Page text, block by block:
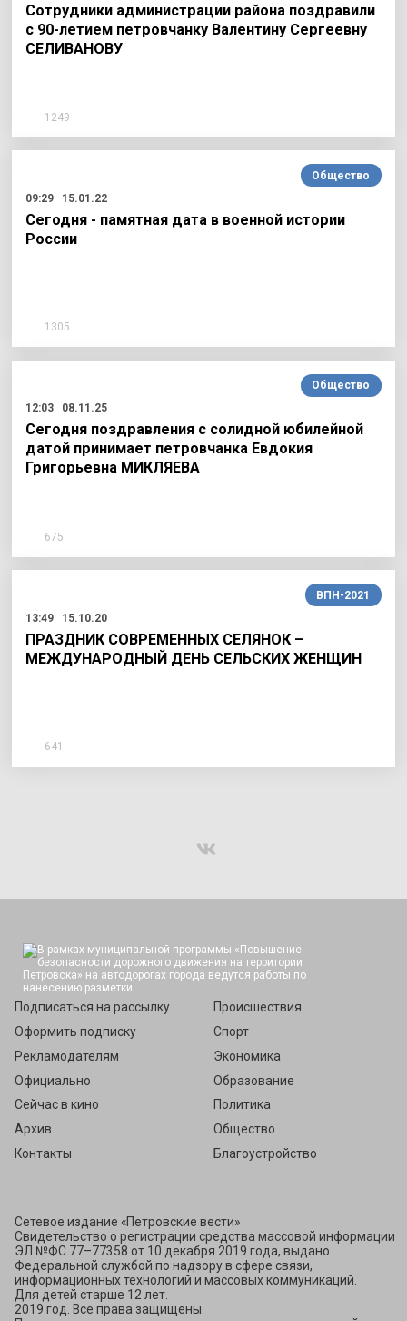
Сотрудники администрации района поздравили
с 90-летием петровчанку Валентину Сергеевну
СЕЛИВАНОВУ
1249
Общество
09:29
15.01.22
Сегодня - памятная дата в военной истории
России
1305
Общество
12:03
08.11.25
Сегодня поздравления с солидной юбилейной
датой принимает петровчанка Евдокия
Григорьевна МИКЛЯЕВА
675
ВПН-2021
13:49
15.10.20
ПРАЗДНИК СОВРЕМЕННЫХ СЕЛЯНОК –
МЕЖДУНАРОДНЫЙ ДЕНЬ СЕЛЬСКИХ ЖЕНЩИН
641
Подписаться на рассылку
Оформить подписку
Рекламодателям
Официально
Сейчас в кино
Архив
Контакты
Происшествия
Спорт
Экономика
Образование
Политика
Общество
Благоустройство
Сетевое издание «Петровские вести»
Свидетельство о регистрации средства массовой информации
ЭЛ №ФС 77–77358 от 10 декабря 2019 года, выдано
Федеральной службой по надзору в сфере связи,
информационных технологий и массовых коммуникаций.
Для детей старше 12 лет.
2019 год. Все права защищены.
Подписаться